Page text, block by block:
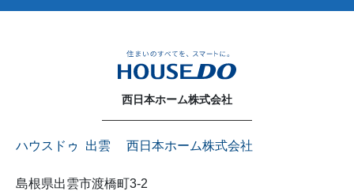
西日本ホーム株式会社
ハウスドゥ 出雲 西日本ホーム株式会社
島根県出雲市渡橋町3-2